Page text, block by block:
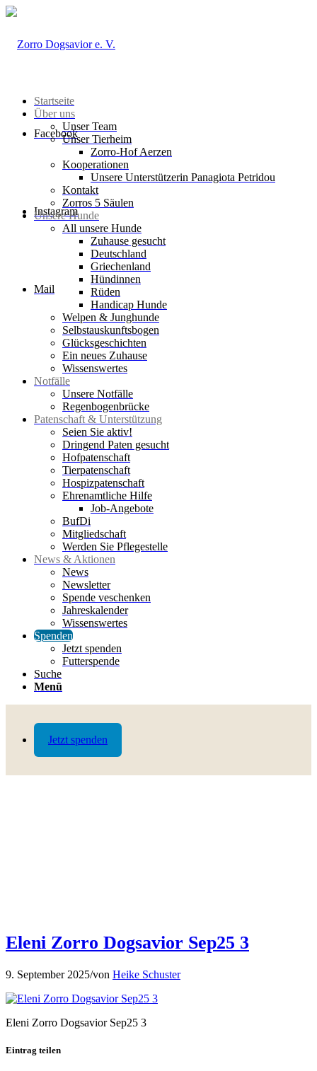
Jetzt spenden
Facebook
Instagram
Mail
Startseite
Über uns
Unser Team
Unser Tierheim
Zorro-Hof Aerzen
Kooperationen
Unsere Unterstützerin Panagiota Petridou
Kontakt
Zorros 5 Säulen
Unsere Hunde
All unsere Hunde
Zuhause gesucht
Deutschland
Griechenland
Hündinnen
Rüden
Handicap Hunde
Welpen & Junghunde
Selbstauskunftsbogen
Glücksgeschichten
Ein neues Zuhause
Wissenswertes
Notfälle
Unsere Notfälle
Regenbogenbrücke
Patenschaft & Unterstützung
Seien Sie aktiv!
Dringend Paten gesucht
Hofpatenschaft
Tierpatenschaft
Hospizpatenschaft
Ehrenamtliche Hilfe
Job-Angebote
BufDi
Mitgliedschaft
Werden Sie Pflegestelle
News & Aktionen
News
Newsletter
Spende veschenken
Jahreskalender
Wissenswertes
Spenden
Jetzt spenden
Futterspende
Suche
Menü
Eleni Zorro Dogsavior Sep25 3
9. September 2025/von Heike Schuster
Eleni Zorro Dogsavior Sep25 3
Eintrag teilen